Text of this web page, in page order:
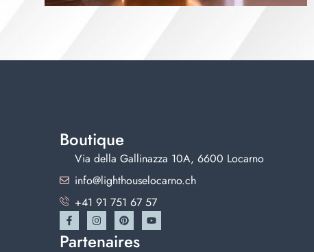
Boutique
Via della Gallinazza 10A, 6600 Locarno
info@lighthouselocarno.ch
+41 91 751 67 57
Partenaires